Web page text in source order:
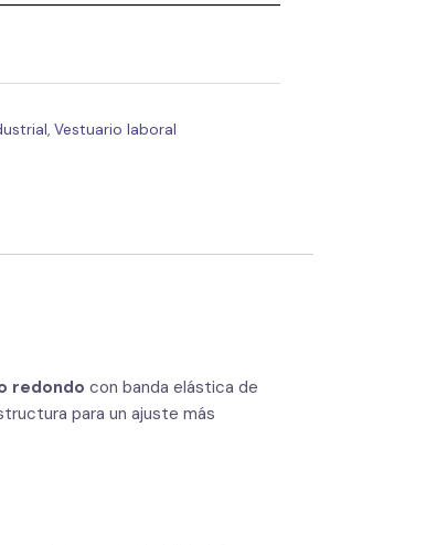
, Vestuario laboral
redondo con banda elástica de
para un ajuste más